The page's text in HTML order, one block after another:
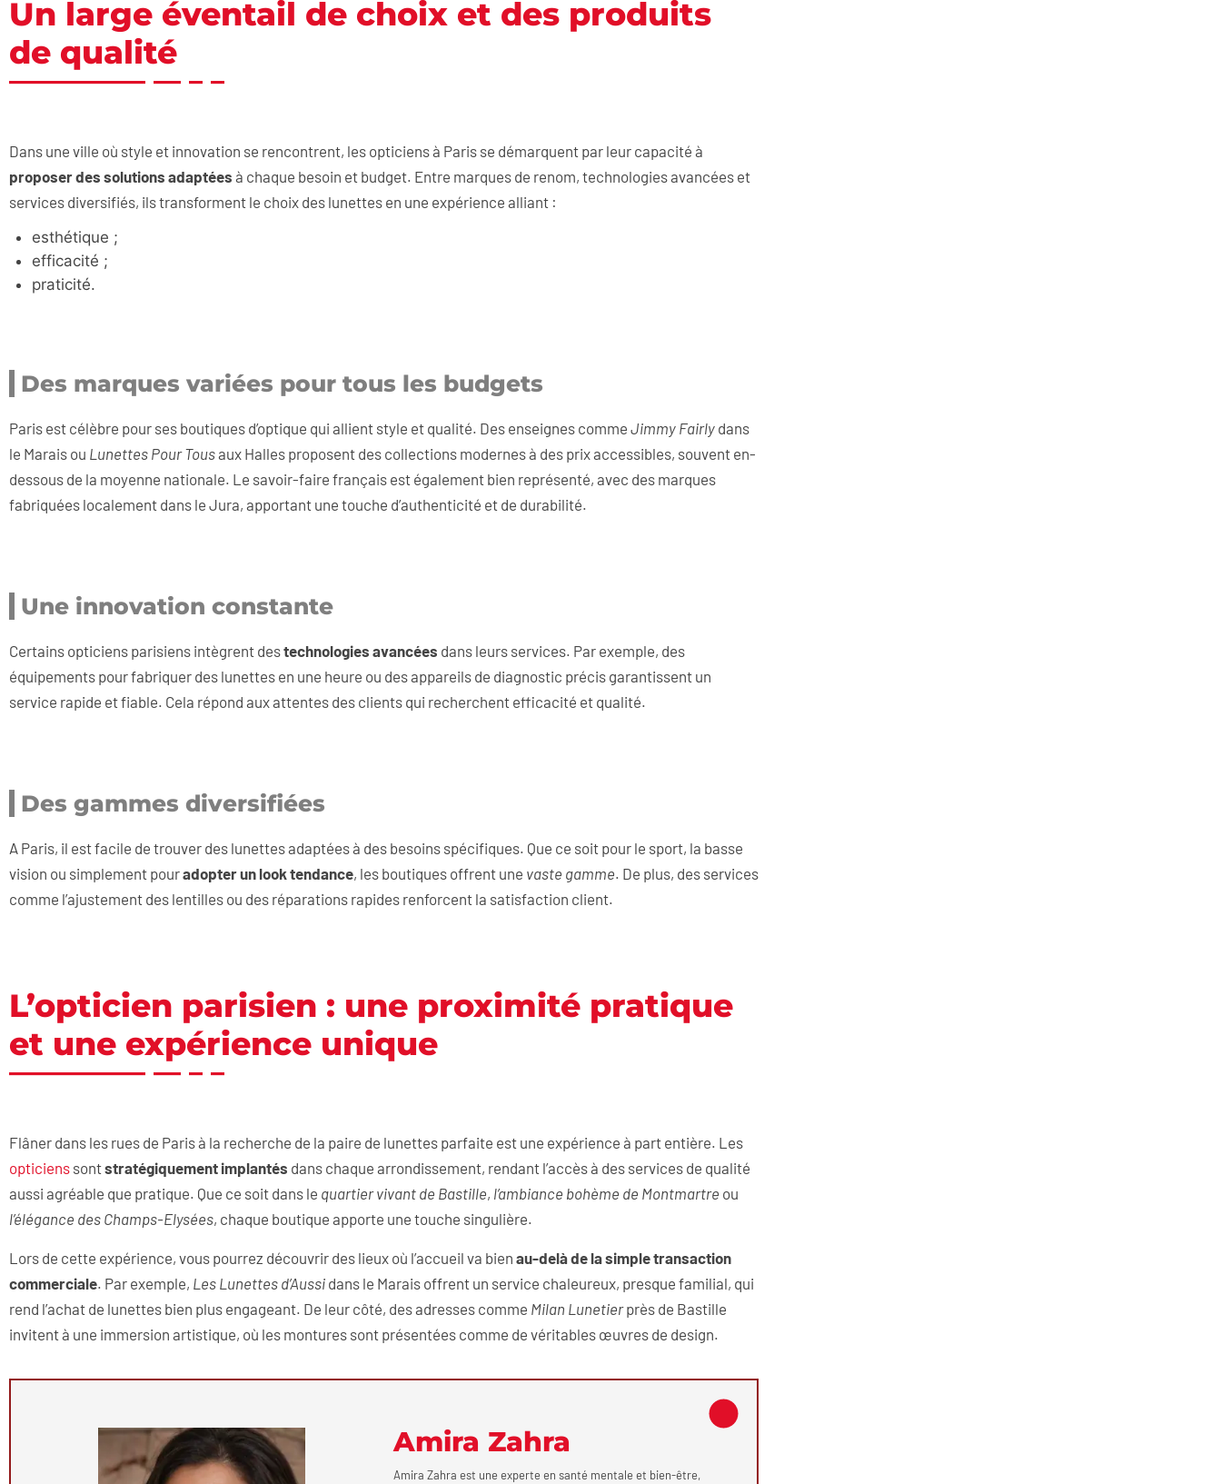
Un large éventail de choix et des produits
de qualité
Dans une ville où style et innovation se rencontrent, les opticiens à Paris se démarquent par leur capacité à
proposer des solutions adaptées à chaque besoin et budget. Entre marques de renom, technologies avancées et
services diversifiés, ils transforment le choix des lunettes en une expérience alliant :
esthétique ;
efficacité ;
praticité.
Des marques variées pour tous les budgets
Paris est célèbre pour ses boutiques d’optique qui allient style et qualité. Des enseignes comme Jimmy Fairly dans
le Marais ou Lunettes Pour Tousaux Halles proposent des collections modernes à des prix accessibles, souvent en-
dessous de la moyenne nationale. Le savoir-faire français est également bien représenté, avec des marques
fabriquées localement dans le Jura, apportant une touche d’authenticité et de durabilité.
Une innovation constante
Certains opticiens parisiens intègrent destechnologies avancées dans leurs services. Par exemple, des
équipements pour fabriquer des lunettes en une heure ou des appareils de diagnostic précis garantissent un
service rapide et fiable. Cela répond aux attentes des clients qui recherchent efficacité et qualité.
Des gammes diversifiées
A Paris, il est facile de trouver des lunettes adaptées à des besoins spécifiques. Que ce soit pour le sport, la basse
vision ou simplement pouradopter un look tendance, les boutiques offrent une vaste gamme. De plus, des services
comme l’ajustement des lentilles ou des réparations rapides renforcent la satisfaction client.
L’opticien parisien : une proximité pratique
et une expérience unique
Flâner dans les rues de Paris à la recherche de la paire de lunettes parfaite est une expérience à part entière. Les
opticiens sontstratégiquement implantés dans chaque arrondissement, rendant l’accès à des services de qualité
aussi agréable que pratique. Que ce soit dans le quartier vivant de Bastille, l’ambiance bohème de Montmartre ou
l’élégance des Champs-Elysées, chaque boutique apporte une touche singulière.
Lors de cette expérience, vous pourrez découvrir des lieux où l’accueil va bien au-delà de la simple transaction
commerciale. Par exemple, Les Lunettes d’Aussi dans le Marais offrent un service chaleureux, presque familial, qui
rend l’achat de lunettes bien plus engageant. De leur côté, des adresses comme Milan Lunetierprès de Bastille
invitent à une immersion artistique, où les montures sont présentées comme de véritables œuvres de design.
Amira Zahra
Amira Zahra est une experte en santé mentale et bien-être,